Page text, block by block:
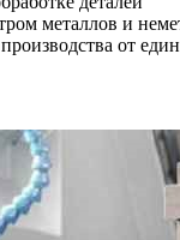
металлов и
от